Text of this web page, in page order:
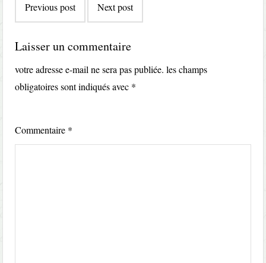
navigation
Previous post Next post
Laisser un commentaire
votre adresse e-mail ne sera pas publiée. les champs
obligatoires sont indiqués avec *
Commentaire *